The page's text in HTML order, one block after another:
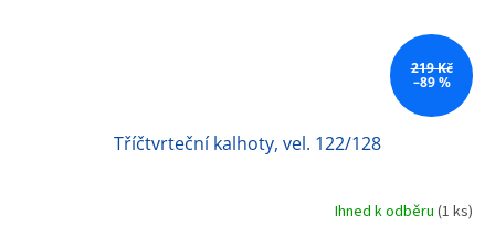
219 Kč
–89 %
Tříčtvrteční kalhoty, vel. 122/128
Ihned k odběru (1 ks)